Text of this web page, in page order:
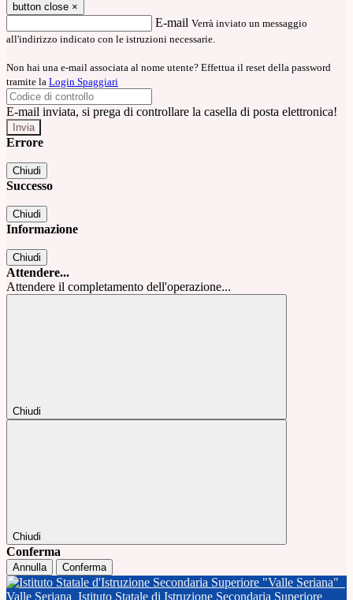
button close ×
E-mail Verrà inviato un messaggio
all'indirizzo indicato con le istruzioni necessarie.
Non hai una e-mail associata al nome utente? Effettua il reset della password
tramite la Login Spaggiari
E-mail inviata, si prega di controllare la casella di posta elettronica!
Errore
Chiudi
Successo
Chiudi
Informazione
Chiudi
Attendere...
Attendere il completamento dell'operazione...
Chiudi
Chiudi
Conferma
Annulla Conferma
Valle Seriana Istituto Statale di Istruzione Secondaria Superiore